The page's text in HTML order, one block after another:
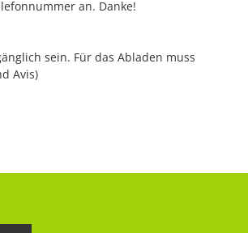
an. Danke!
sein. Für das Abladen muss
Avis)